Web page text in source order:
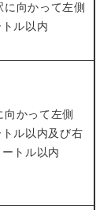
に向かって左側
ル以内
向かって左側
ル以内及び右
トル以内